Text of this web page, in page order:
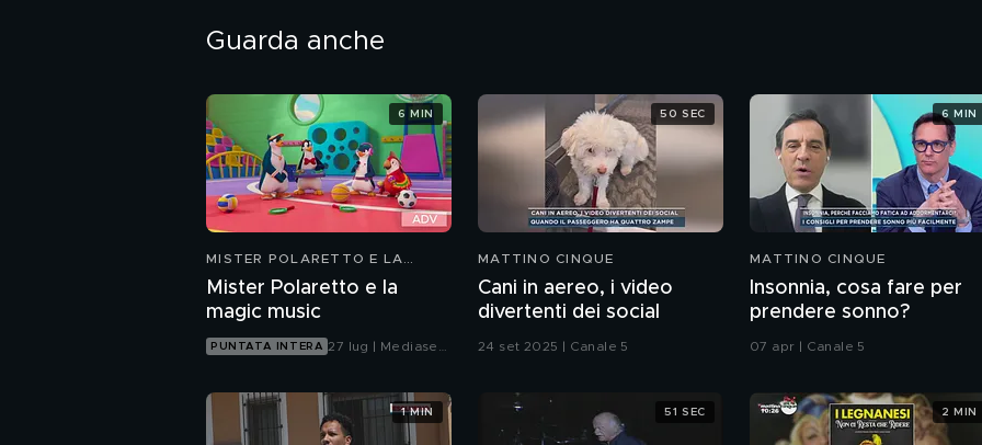
Guarda anche
MISTER POLARETTO E LA
Mister Polaretto e la
magic music
PUNTATA INTERA 27 lug | Mediaset
6 MIN
MATTINO CINQUE
Cani in aereo, i video
divertenti dei social
24 set 2025 | Canale 5
50 SEC
MATTINO CINQUE
Insonnia, cosa fare per
prendere sonno?
07 apr | Canale 5
6 MIN
1 MIN 51 SEC 2 MIN